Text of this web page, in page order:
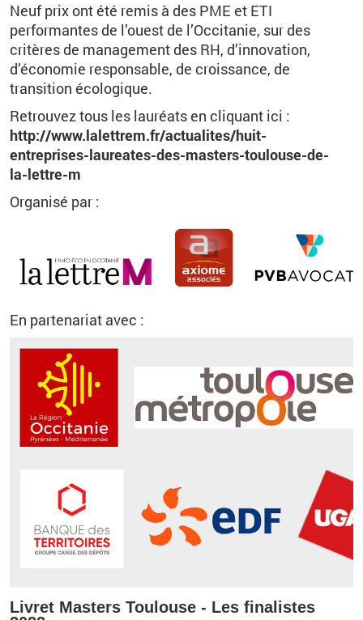
Neuf prix ont été remis à des PME et ETI
performantes de l’ouest de l’Occitanie, sur des
critères de management des RH, d’innovation,
d’économie responsable, de croissance, de
transition écologique.
Retrouvez tous les lauréats en cliquant ici :
http://www.lalettrem.fr/actualites/huit-
entreprises-laureates-des-masters-toulouse-de-
la-lettre-m
Organisé par :
En partenariat avec :
Livret Masters Toulouse - Les finalistes